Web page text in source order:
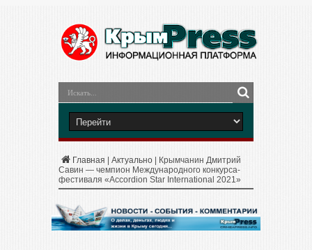
Главная Актуально
Крымчанин Дмитрий
Савин — чемпион Международного конкурса-
фестиваля «Accordion Star International 2021»